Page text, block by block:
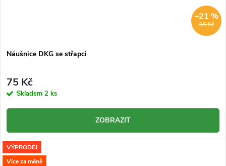
95 Kč
–21 %
Náušnice DKG se střapci
75 Kč
Skladem 2 ks
ZOBRAZIT
VÝPRODEJ
Více za méně